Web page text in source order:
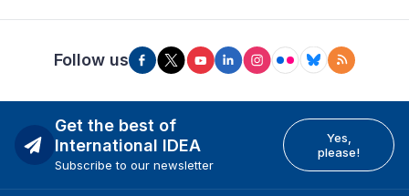
Follow us
Get the best of
International IDEA
Subscribe to our newsletter
Yes,
please!